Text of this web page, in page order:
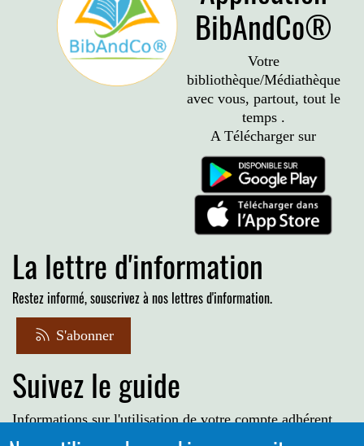
BibAndCo®
Votre
bibliothèque/Médiathèque
avec vous, partout, tout le
temps .
A Télécharger sur
La lettre d'information
Restez informé, souscrivez à nos lettres d'information.
S'abonner
Suivez le guide
Informations sur l'utilisation de votre compte adhérent